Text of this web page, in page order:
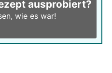
ausprobiert?
wie es war!